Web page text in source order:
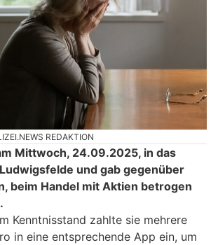
REDAKTION
Mittwoch, 24.09.2025, in das
und gab gegenüber
beim Handel mit Aktien betrogen
Kenntnisstand zahlte sie mehrere
in eine entsprechende App ein, um